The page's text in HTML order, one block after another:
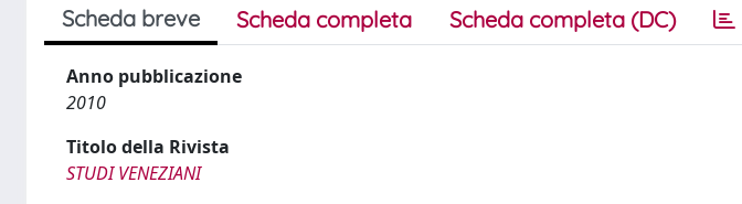
Scheda breve Scheda completa Scheda completa (DC)
Anno pubblicazione
2010
Titolo della Rivista
STUDI VENEZIANI